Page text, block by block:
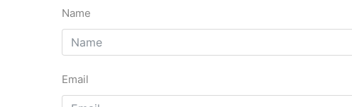
Name
Email